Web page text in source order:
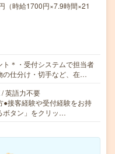
時給1700円×7.9時間×21
ト＊・受付システムで担当者
の仕分け・切手など、在…
英語力不要
●接客経験や受付経験をお持
ボタン」をクリッ…